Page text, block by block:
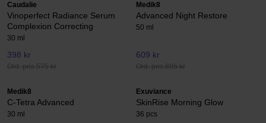
Caudalie
Vinoperfect Radiance Serum
Complexion Correcting
30 ml
398 kr
Ord. pris 575 kr
Medik8
Advanced Night Restore
50 ml
609 kr
Ord. pris 895 kr
Medik8
C-Tetra Advanced
30 ml
Exuviance
SkinRise Morning Glow
36 pcs